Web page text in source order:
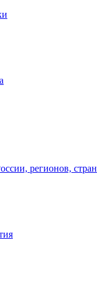
регионов, стран